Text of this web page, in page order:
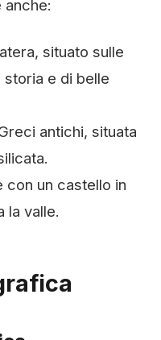
anche:
situato sulle
e di belle
antichi, situata
con un castello in
la valle.